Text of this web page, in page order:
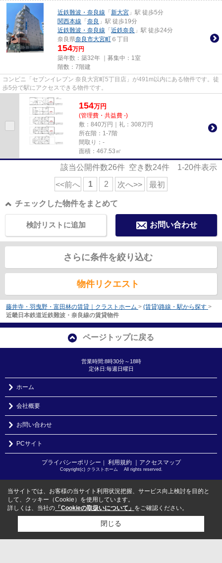
近鉄難波・奈良線 「 新大宮 」駅 徒歩5分
関西本線 「 奈良 」駅 徒歩19分
近鉄難波・奈良線 「 近鉄奈良 」駅 徒歩24分
奈良県奈良市大宮町 ６丁目
154万円
築年数：築32年 ｜募集中： 1室
階数：7階建
コンビニ「セブンイレブン 奈良大宮町5丁目店」が491m以内にある物件です。徒
歩5分で駅にアクセスできる物件です。
154万円
(管理費・共益費 -)
敷：840万円｜礼：308万円
所在階：1-7階
間取り：-
面積：467.53㎡
該当公開件数26件 空き数24件 1-20件表示
<<前へ 1 2 次へ>> 最初
チェックした物件をまとめて
お問い合わせ
検討リストに追加
さらに条件を絞り込む
物件リクエスト
藤井寺・羽曳野・富田林の賃貸｜クラストホーム > (賃貸)路線・駅から探す >
近畿日本鉄道近鉄難波・奈良線の賃貸物件
ページトップに戻る
営業時間:8時30分～18時
定休日:毎週日曜日
ホーム
会社概要
お問い合わせ
PCサイト
プライバシーポリシー ｜ 利用規約 ｜アクセスマップ
Copyright(c) クラストホーム All rights reserved.
当サイトでは、お客様の当サイト利用状況把握、サービス向上検討を目的と
して、クッキー（Cookie）を使用しています。
詳しくは、当社の 「Cookieの取扱いについて」 をご確認ください。
閉じる